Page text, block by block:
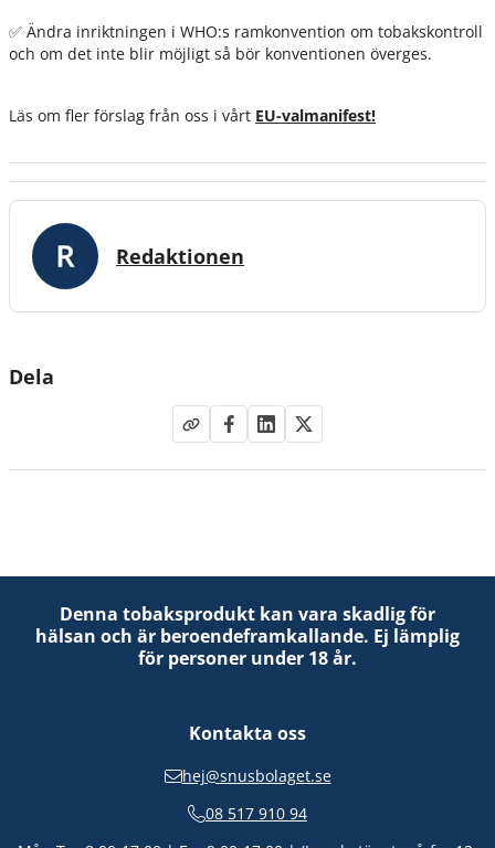
✅ Ändra inriktningen i WHO:s ramkonvention om tobakskontroll
och om det inte blir möjligt så bör konventionen överges.
Läs om fler förslag från oss i vårt EU-valmanifest!
Redaktionen
Dela
Denna tobaksprodukt kan vara skadlig för
hälsan och är beroendeframkallande. Ej lämplig
för personer under 18 år.
Kontakta oss
hej@snusbolaget.se
08 517 910 94